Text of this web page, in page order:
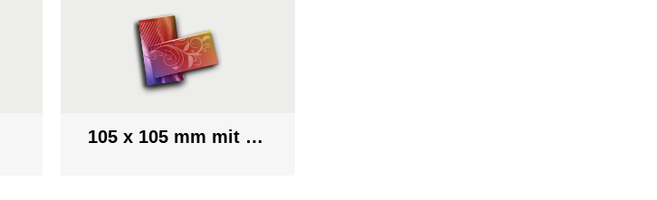
105 x 105 mm mit Silber